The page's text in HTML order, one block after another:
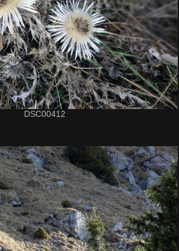
DSC00412